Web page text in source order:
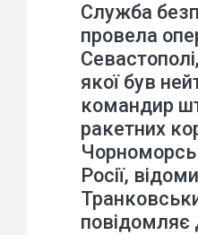
Служба
провела
якої був
командир
ракетних
Росії,